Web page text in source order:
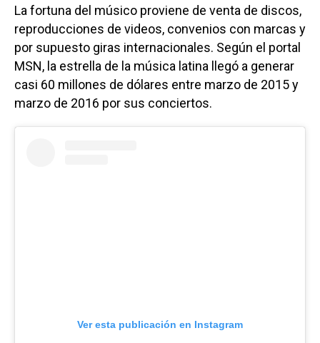
La fortuna del músico proviene de venta de discos,
reproducciones de videos, convenios con marcas y
por supuesto giras internacionales. Según el portal
MSN, la estrella de la música latina llegó a generar
casi 60 millones de dólares entre marzo de 2015 y
marzo de 2016 por sus conciertos.
Ver esta publicación en Instagram